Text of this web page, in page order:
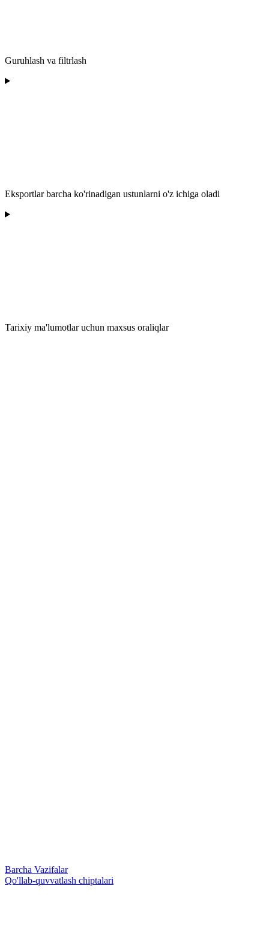
Guruhlash va filtrlash
Eksportlar barcha ko'rinadigan ustunlarni o'z ichiga oladi
Tarixiy ma'lumotlar uchun maxsus oraliqlar
Barcha Vazifalar
Qo'llab-quvvatlash chiptalari